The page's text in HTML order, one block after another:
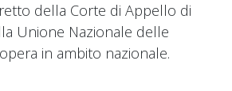
della Corte di Appello di
Unione Nazionale delle
in ambito nazionale.